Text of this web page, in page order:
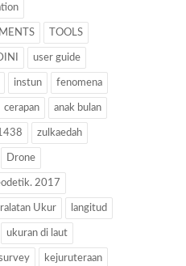
TOOLS
DINI user guide
instun fenomena
cerapan anak bulan
zulkaedah
Drone
2017
Ukur langitud
ukuran di laut
kejuruteraan